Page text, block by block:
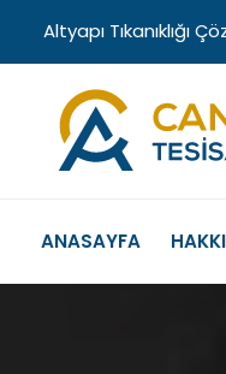
Altyapı Tıkanıklığı
ANASAYFA